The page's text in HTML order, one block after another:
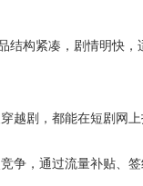
构紧凑，剧情明快
越剧，都能在短剧网
争，通过流量补贴、